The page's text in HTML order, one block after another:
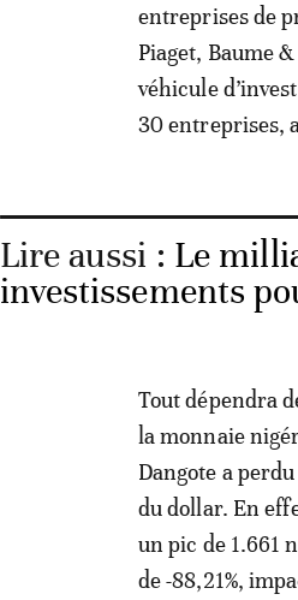
entreprises de
Piaget, Baume
véhicule
30 entreprises,
Lire aussi : Le
investissements
Tout dépendra
la monnaie
Dangote a
du dollar. En
un pic de 1.661
de -88,21%,